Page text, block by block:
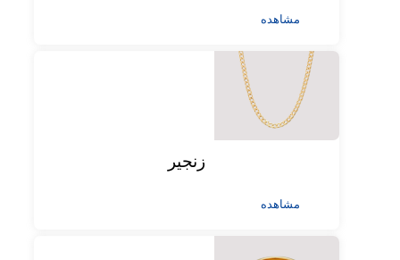
مشاهده
زنجیر
مشاهده